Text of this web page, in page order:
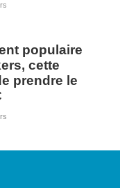
populaire
cette
prendre le